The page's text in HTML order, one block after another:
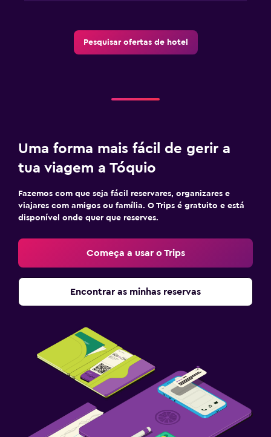
Pesquisar ofertas de hotel
Uma forma mais fácil de gerir a
tua viagem a Tóquio
Fazemos com que seja fácil reservares, organizares e
viajares com amigos ou família. O Trips é gratuito e está
disponível onde quer que reserves.
Começa a usar o Trips
Encontrar as minhas reservas